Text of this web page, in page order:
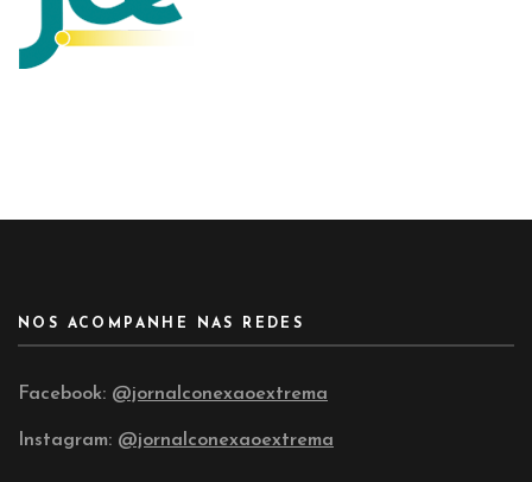
NOS ACOMPANHE NAS REDES
Facebook: @jornalconexaoextrema
Instagram: @jornalconexaoextrema